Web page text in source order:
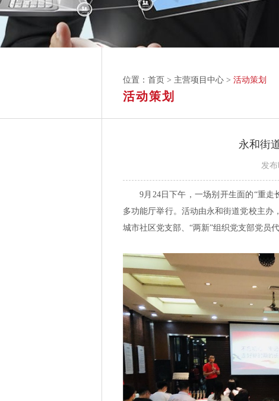
位置： 首页 > 主营项目中心 > 活动策划
活动策划
永和街
发布
9月24日下午，一场别开生面的“重
多功能厅举行。活动由永和街道党校主办
城市社区党支部、“两新”组织党支部党员